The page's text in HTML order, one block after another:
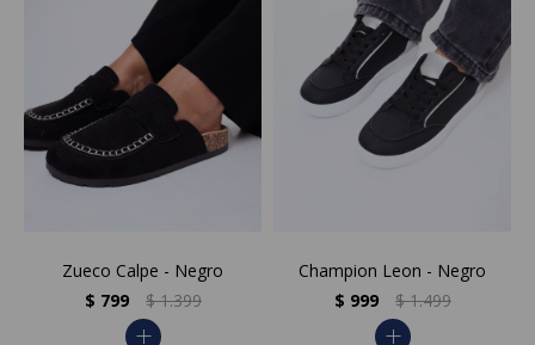
Zueco Calpe - Negro
$ 799 $ 1.399
add
Champion Leon - Negro
$ 999 $ 1.499
add